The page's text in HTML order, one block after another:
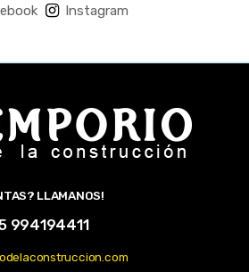
Instagram
LLAMANOS!
994194411